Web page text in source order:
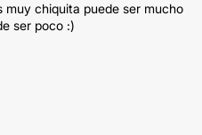
muy chiquita puede ser mucho
ser poco :)